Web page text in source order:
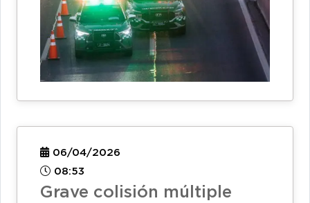
06/04/2026
08:53
Grave colisión múltiple